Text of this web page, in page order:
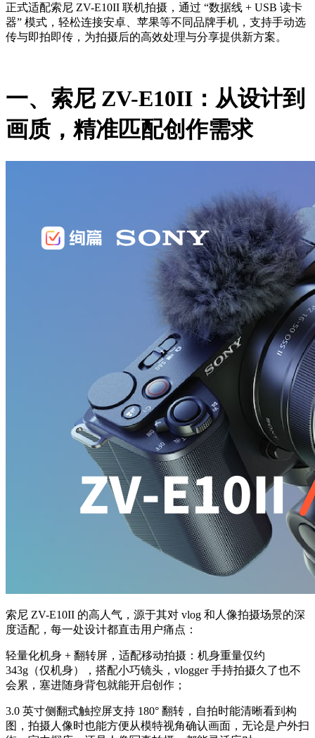
正式适配索尼 ZV-E10II 联机拍摄，通过 “数据线 + USB 读卡
器” 模式，轻松连接安卓、苹果等不同品牌手机，支持手动选
传与即拍即传，为拍摄后的高效处理与分享提供新方案。
一、索尼 ZV-E10II：从设计到
画质，精准匹配创作需求
索尼 ZV-E10II 的高人气，源于其对 vlog 和人像拍摄场景的深
度适配，每一处设计都直击用户痛点：
轻量化机身 + 翻转屏，适配移动拍摄：机身重量仅约
343g（仅机身），搭配小巧镜头，vlogger 手持拍摄久了也不
会累，塞进随身背包就能开启创作；
3.0 英寸侧翻式触控屏支持 180° 翻转，自拍时能清晰看到构
图，拍摄人像时也能方便从模特视角确认画面，无论是户外扫